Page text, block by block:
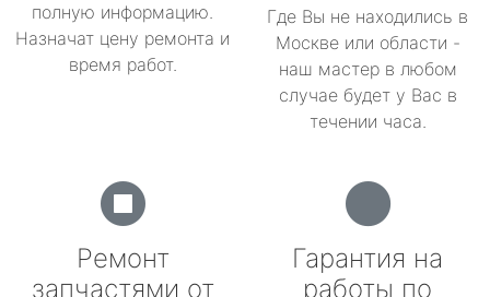
полную информацию.
Назначат цену ремонта и
время работ.
Где Вы не находились в
Москве или области -
наш мастер в любом
случае будет у Вас в
течении часа.
Ремонт
запчастями от
Гарантия на
работы по